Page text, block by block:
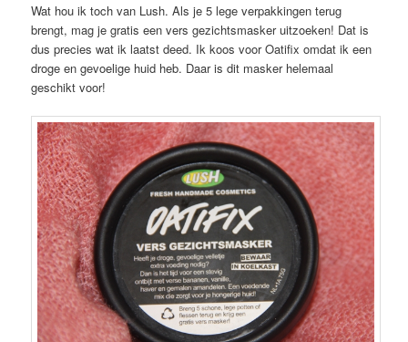
Wat hou ik toch van Lush. Als je 5 lege verpakkingen terug
brengt, mag je gratis een vers gezichtsmasker uitzoeken! Dat is
dus precies wat ik laatst deed. Ik koos voor Oatifix omdat ik een
droge en gevoelige huid heb. Daar is dit masker helemaal
geschikt voor!